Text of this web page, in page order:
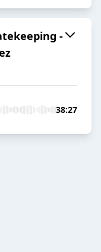
-
38:27